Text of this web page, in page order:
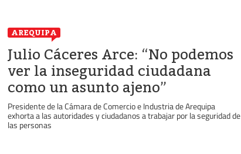
AREQUIPA
Julio Cáceres Arce: “No podemos
ver la inseguridad ciudadana
como un asunto ajeno”
Presidente de la Cámara de Comercio e Industria de Arequipa
exhorta a las autoridades y ciudadanos a trabajar por la seguridad de
las personas